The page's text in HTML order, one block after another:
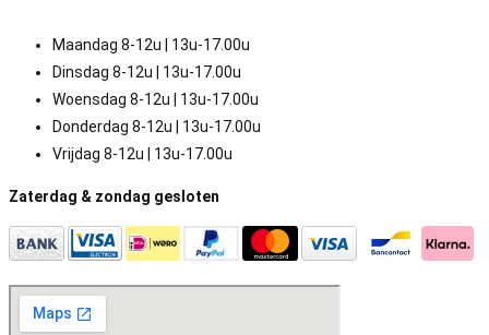
Maandag 8-12u | 13u-17.00u
Dinsdag 8-12u | 13u-17.00u
Woensdag 8-12u | 13u-17.00u
Donderdag 8-12u | 13u-17.00u
Vrijdag 8-12u | 13u-17.00u
Zaterdag & zondag gesloten